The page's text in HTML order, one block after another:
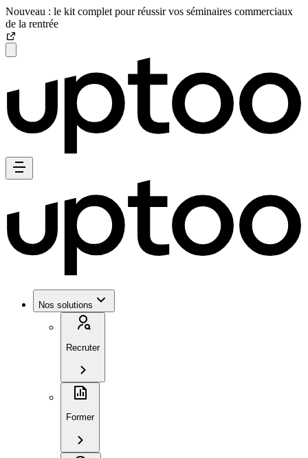
Nouveau : le kit complet pour réussir vos séminaires commerciaux
de la rentrée
Nos solutions
Recruter
Former